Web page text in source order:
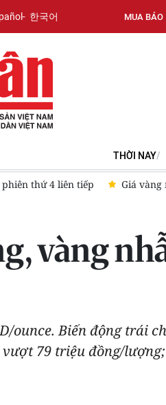
한국어 MUA BÁO
THỜI NAY
Giá vàng ngày 5/8: Giá vàng
vàng
ounce. Biến động trái
79 triệu đồng/